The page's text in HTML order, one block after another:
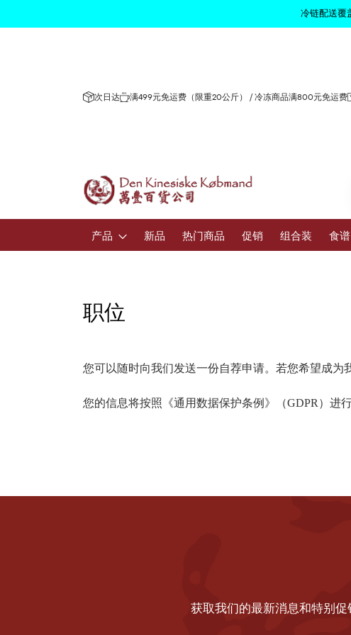
冷链配送覆
次日达 满499元免运费（限重20公斤） / 冷冻商品满800元免运费
产品 新品 热门商品 促销 组合装 食谱
职位
您可以随时向我们发送一份自荐申请。若您希望成
您的信息将按照《通用数据保护条例》（GDPR）进行
获取我们的最新消息和特别促